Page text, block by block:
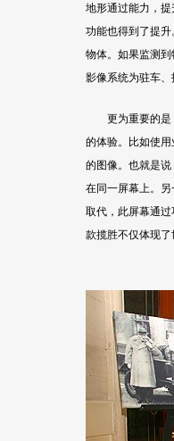
地形通过能力，提
功能也得到了提
物体。如果监测
影像系统为驻车
更为重要的是
的体验。比如使
的图像。也就是
在同一屏幕上。
取代，此屏幕通
款揽胜不仅体现